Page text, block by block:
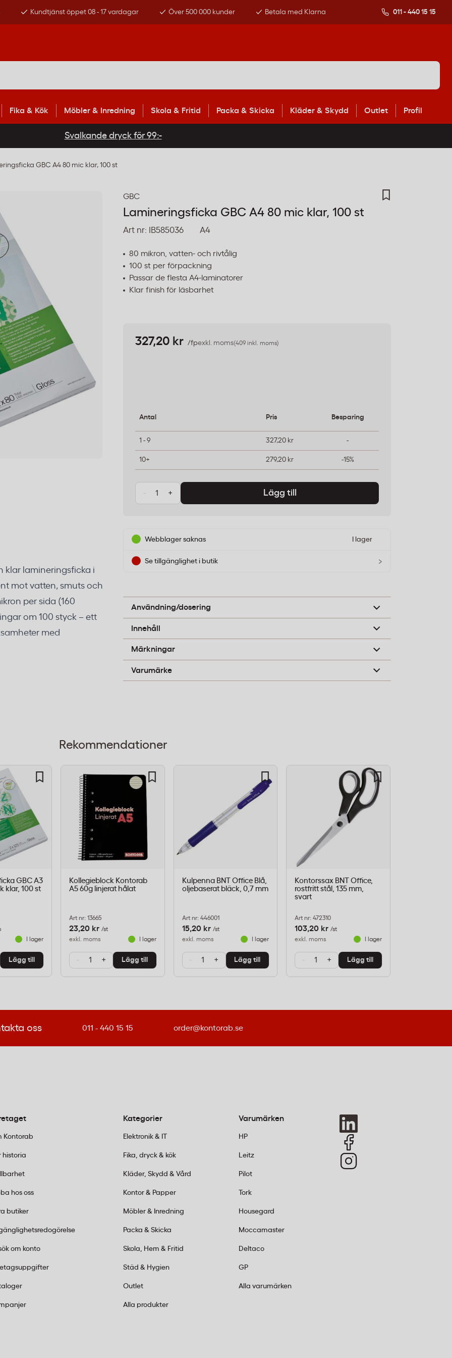
Kundtjänst öppet 08 - 17 vardagar Över 500 000 kunder Betala med Klarna 011 - 440 15 15
Fika & Kök Möbler & Inredning Skola & Fritid Packa & Skicka Kläder & Skydd Outlet Profil
Svalkande dryck för 99:-
GBC A4 80 mic klar, 100 st
klar lamineringsficka i
mot vatten, smuts och
per sida (160
om 100 styck – ett
med
vilket gör det
och skyltar som
totalt)
med
att skydda och förstärka
Vanliga
A4
och skyltar
utsätts för hårt slitage,
med de flesta
maximal tjocklek och
GBC
Lamineringsficka GBC A4 80 mic klar, 100 st
Art nr: IB585036 A4
80 mikron, vatten- och rivtålig
100 st per förpackning
Passar de flesta A4-laminatorer
Klar finish för läsbarhet
327,20 kr /fpexkl. moms(409 inkl. moms)
Antal Pris Besparing
1 - 9 327,20 kr -
10+ 279,20 kr -15%
- + Lägg till
Webblager saknas I lager
Se tillgänglighet i butik ›
Användning/dosering
i varmlaminatorn enligt maskinens anvisningar.
Innehåll
Polyester (PET)
Märkningar
B-pil
Varumärke
GBC
Rekommendationer
GBC A3
klar, 100 st
I lager
Lägg till
Kollegieblock Kontorab
A5 60g linjerat hålat
Art nr: 13665
23,20 kr /st
exkl. moms
I lager
- + Lägg till
Kulpenna BNT Office Blå,
oljebaserat bläck, 0,7 mm
Art nr: 446001
15,20 kr /st
exkl. moms
I lager
- + Lägg till
Kontorssax BNT Office,
rostfritt stål, 135 mm,
svart
Art nr: 472310
103,20 kr /st
exkl. moms
I lager
- + Lägg till
oss 011 - 440 15 15 order@kontorab.se
Kontorab
historia
hos oss
butiker
om konto
Kategorier
Elektronik & IT
Fika, dryck & kök
Kläder, Skydd & Vård
Kontor & Papper
Möbler & Inredning
Packa & Skicka
Skola, Hem & Fritid
Städ & Hygien
Outlet
Alla produkter
Varumärken
HP
Leitz
Pilot
Tork
Housegard
Moccamaster
Deltaco
GP
Alla varumärken